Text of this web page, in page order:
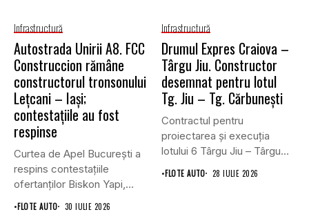
Infrastructură
Autostrada Unirii A8. FCC
Construccion rămâne
constructorul tronsonului
Lețcani – Iași;
contestațiile au fost
respinse
Curtea de Apel București a
respins contestațiile
ofertanților Biskon Yapi,
Straco și...
•FLOTE AUTO 30 IULIE 2026
Infrastructură
Drumul Expres Craiova –
Târgu Jiu. Constructor
desemnat pentru lotul
Tg. Jiu – Tg. Cărbunești
Contractul pentru
proiectarea și execuția
lotului 6 Târgu Jiu – Târgu
Cărbunești,...
•FLOTE AUTO 28 IULIE 2026